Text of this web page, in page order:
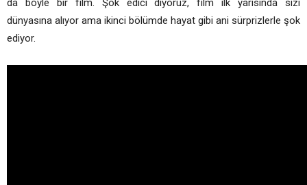
da böyle bir film. Şok edici diyoruz, film ilk yarısında sizi
dünyasına alıyor ama ikinci bölümde hayat gibi ani sürprizlerle şok
ediyor.